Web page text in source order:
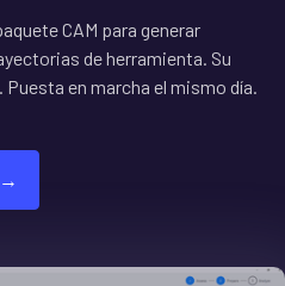
CAM para generar
de herramienta. Su
en marcha el mismo día.
→